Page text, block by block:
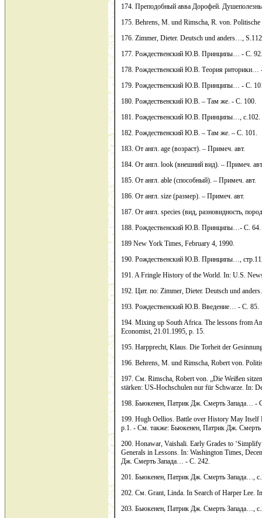
174. Преподобный авва Дорофей.
175. Behrens, M. und Rimscha, R. von.
176. Zimmer, Dieter. Deutsch und anders…,
177. Рождественский Ю.В. Принципы… - С. 92.
178. Рождественский Ю.В. Теория риторики…
179. Рождественский Ю.В. Принципы… - С.
180. Рождественский Ю.В. – Там же. - С. 100.
181. Рождественский Ю.В. Принципы…, с.102.
182. Рождественский Ю.В. – Там же. – С. 101.
183. От англ. age (возраст). – Примеч. авт.
184. От англ. look (внешний вид). – Примеч.
185. От англ. able (способный). – Примеч. авт.
186. От англ. size (размер). – Примеч. авт.
187. От англ. species (вид, разновидность,
188. Рождественский Ю.В. Принципы…- С. 64.
189 New York Times, February 4, 1990.
190. Рождественский Ю.В. Принципы…,
191. A Fringle History of the World. In: U.S.
192. Цит. по: Zimmer, Dieter. Deutsch und
193. Рождественский Ю.В. Введение… - С. 85.
194. Mixing up South Africa. The lessons from
Economist, 21.01.1995, p. 15.
195. Harpprecht, Klaus. Die Torheit der
196. Behrens, M. und Rimscha, Robert von.
197. См. Rimscha, Robert von. „Die Weißen
stärken: US-Hochschulen nur für Schwarze. In:
198. Бьюкенен, Патрик Дж. Смерть Запада… -
199. Hugh Oellios. Battle over History May
p.1. - См. также: Бьюкенен, Патрик Дж.
200. Honawar, Vaishali. Early Grades to
Generals in Lessons. In: Washington Times,
Дж. Смерть Запада… - С. 242.
201. Бьюкенен, Патрик Дж. Смерть Запада…,
202. См. Grant, Linda. In Search of Harper Lee.
203. Бьюкенен, Патрик Дж. Смерть Запада…,